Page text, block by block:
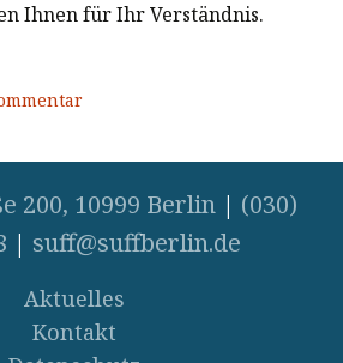
Ihnen für Ihr Verständnis.
200, 10999 Berlin | (030)
| suff@suffberlin.de
Aktuelles
Kontakt